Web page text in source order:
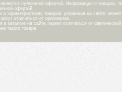
публичной офертой. Информация о товарах,
офертой.
и характеристиках товаров, указанная на сайте,
отличаться от оригиналов.
каталоге на сайте, может отличаться от
такого товара.